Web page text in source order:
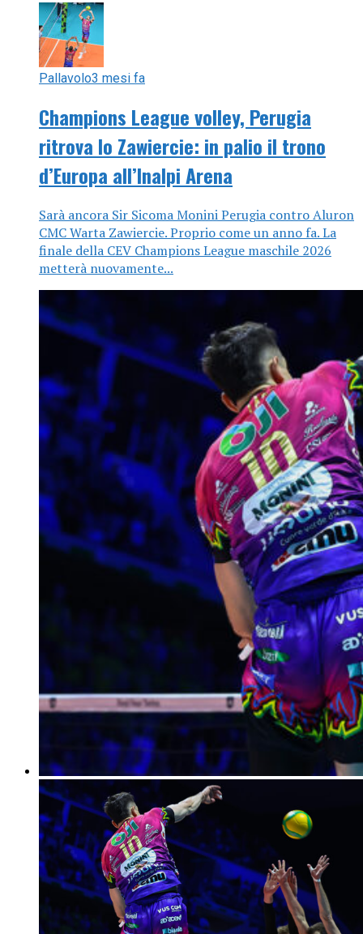
Pallavolo3 mesi fa
Champions League volley, Perugia
ritrova lo Zawiercie: in palio il trono
d’Europa all’Inalpi Arena
Sarà ancora Sir Sicoma Monini Perugia contro Aluron
CMC Warta Zawiercie. Proprio come un anno fa. La
finale della CEV Champions League maschile 2026
metterà nuovamente...